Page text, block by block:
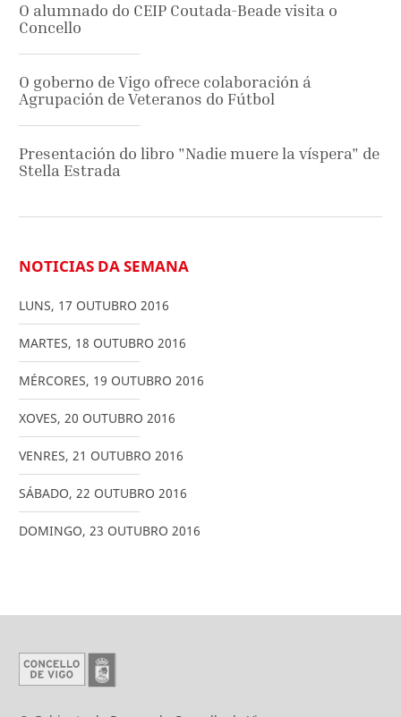
O alumnado do CEIP Coutada-Beade visita o
Concello
O goberno de Vigo ofrece colaboración á
Agrupación de Veteranos do Fútbol
Presentación do libro "Nadie muere la víspera" de
Stella Estrada
NOTICIAS DA SEMANA
LUNS, 17 OUTUBRO 2016
MARTES, 18 OUTUBRO 2016
MÉRCORES, 19 OUTUBRO 2016
XOVES, 20 OUTUBRO 2016
VENRES, 21 OUTUBRO 2016
SÁBADO, 22 OUTUBRO 2016
DOMINGO, 23 OUTUBRO 2016